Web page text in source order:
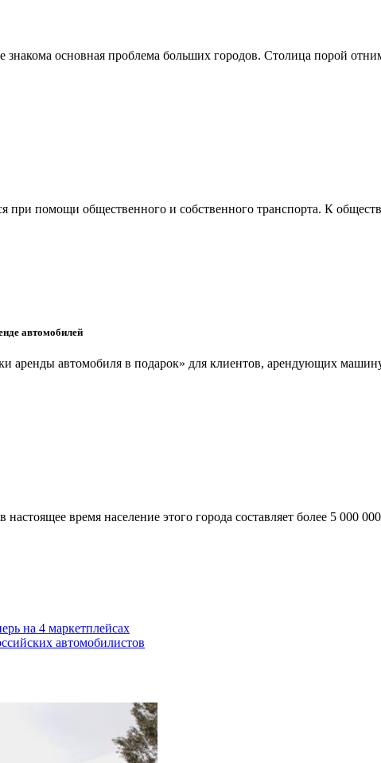
основная проблема больших городов. Столица порой
при помощи общественного и собственного транспорта. К
автомобилей
аренды автомобиля в подарок» для клиентов, арендующих
время население этого города составляет более 5 000
на 4 маркетплейсах
автомобилистов